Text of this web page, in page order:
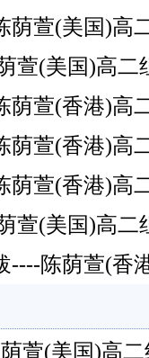
荫萱(美国)高
萱(美国)高二
荫萱(香港)高
荫萱(香港)高
荫萱(香港)高
萱(美国)高二
----陈荫萱(香
萱(美国)高